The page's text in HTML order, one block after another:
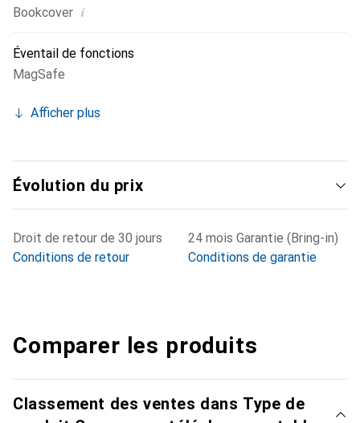
Bookcover i
Éventail de fonctions
MagSafe
Afficher plus
Évolution du prix
Droit de retour de 30 jours
Conditions de retour
24 mois Garantie (Bring-in)
Conditions de garantie
Comparer les produits
Classement des ventes dans Type de